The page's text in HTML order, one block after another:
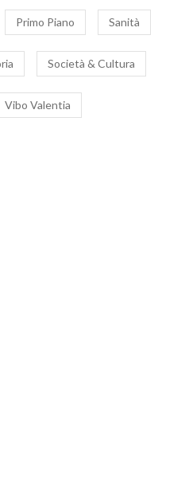
Primo Piano Sanità
Società & Cultura
Vibo Valentia